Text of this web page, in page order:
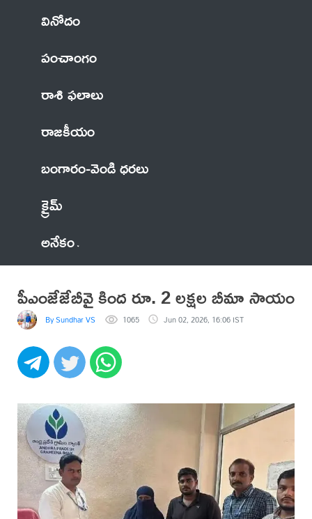
వినోదం
పంచాంగం
రాశి ఫలాలు
రాజకీయం
బంగారం-వెండి ధరలు
క్రైమ్
అనేకం
పీఎంజేజేబీవై కింద రూ. 2 లక్షల బీమా సాయం
By Sundhar VS 1065 Jun 02, 2026, 16:06 IST